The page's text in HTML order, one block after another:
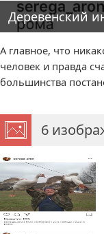
Деревенский
А главное, что
человек и правда
большинства
6